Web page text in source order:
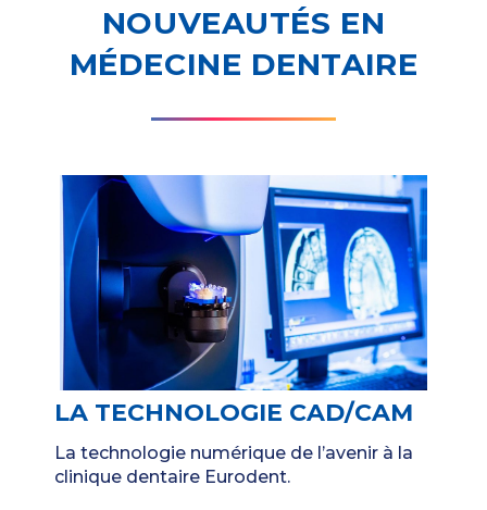
NOUVEAUTÉS EN
MÉDECINE DENTAIRE
LA TECHNOLOGIE CAD/CAM
La technologie numérique de l’avenir à la
clinique dentaire Eurodent.